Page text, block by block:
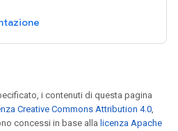
i contenuti di questa pagina
Creative Commons Attribution 4.0,
concessi in base alla licenza Apache